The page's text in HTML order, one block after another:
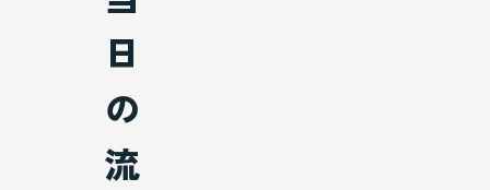
日
の
流